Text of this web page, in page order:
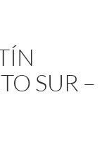
SUR –